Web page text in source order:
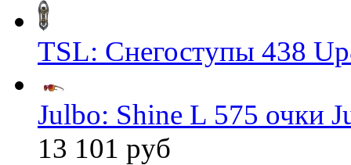
TSL: Снегоступы 438
Julbo: Shine L 575 очки
13 101 руб